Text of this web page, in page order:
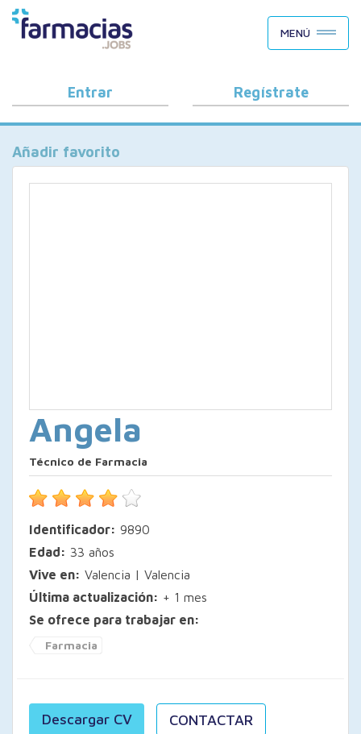
BUSCAR CANDIDATOS
OFERTAS DE EMPLEO
COMO FUNCIONA
PORQUÉ FARMACIAS.JOBS
BLOG
MENÚ
Entrar Regístrate
Añadir favorito
Angela
Técnico de Farmacia
Identificador: 9890
Edad: 33 años
Vive en: Valencia | Valencia
Última actualización: + 1 mes
Se ofrece para trabajar en:
Farmacia
Descargar CV CONTACTAR